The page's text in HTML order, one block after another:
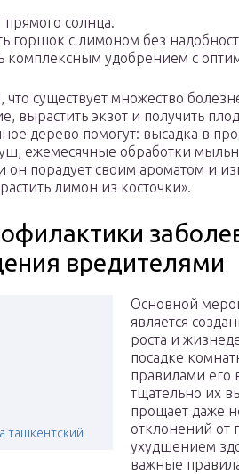
солнца.
горшок с лимоном без
комплексным удобрением с
что существует множество
вырастить экзот и получить
дерево помогут: высадка в
ежемесячные обработки
он порадует своим ароматом и
лимон из косточки».
вредителями
ташкентский
Основной
является
роста и
посадке
правилами его
тщательно их
прощает даже
отклонений от
ухудшением
важные